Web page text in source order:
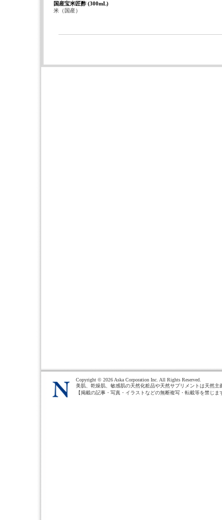
国産宝米匠酢 (300mL)
米（国産）
Copyright © 2026 Aska Corporation Inc. All Rights Reserved.
美肌、乾燥肌、敏感肌の天然化粧品や天然サプリメントは天然主
【掲載の記事・写真・イラストなどの無断複写・転載等を禁じま